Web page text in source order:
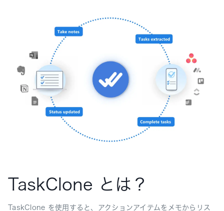
TaskClone とは？
TaskClone を使用すると、アクションアイテムをメモからリス